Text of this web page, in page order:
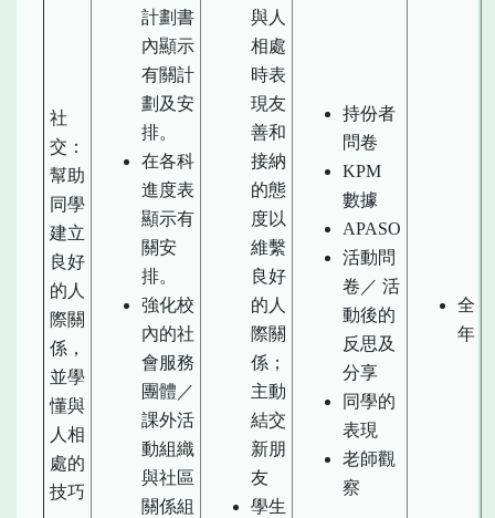
社
交：
幫助
同學
建立
良好
的人
際關
係，
並學
懂與
人相
處的
技巧
計劃書
內顯示
有關計
劃及安
排。
在各科
進度表
顯示有
關安
排。
強化校
內的社
會服務
團體／
課外活
動組織
與社區
關係組
與人
相處
時表
現友
善和
接納
的態
度以
維繫
良好
的人
際關
係；
主動
結交
新朋
友
學生
持份者
問卷
KPM
數據
APASO
活動問
卷／ 活
動後的
反思及
分享
同學的
表現
老師觀
察
全
年